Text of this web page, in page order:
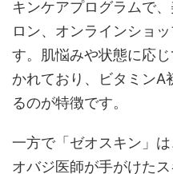
キンケアプログラムで
ロン、オンラインショ
す。肌悩みや状態に応
かれており、ビタミンA
るのが特徴です。
一方で「ゼオスキン」
オバジ医師が手がけた